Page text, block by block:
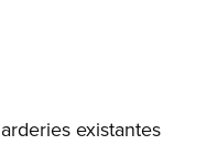
existantes